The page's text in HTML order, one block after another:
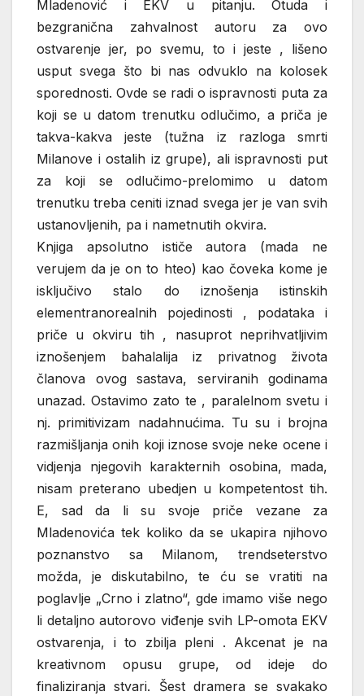
Mladenović i EKV u pitanju. Otuda i
bezgranična zahvalnost autoru za ovo
ostvarenje jer, po svemu, to i jeste , lišeno
usput svega što bi nas odvuklo na kolosek
sporednosti. Ovde se radi o ispravnosti puta za
koji se u datom trenutku odlučimo, a priča je
takva-kakva jeste (tužna iz razloga smrti
Milanove i ostalih iz grupe), ali ispravnosti put
za koji se odlučimo-prelomimo u datom
trenutku treba ceniti iznad svega jer je van svih
ustanovljenih, pa i nametnutih okvira.
Knjiga apsolutno ističe autora (mada ne
verujem da je on to hteo) kao čoveka kome je
isključivo stalo do iznošenja istinskih
elementranorealnih pojedinosti , podataka i
priče u okviru tih , nasuprot neprihvatljivim
iznošenjem bahalalija iz privatnog života
članova ovog sastava, serviranih godinama
unazad. Ostavimo zato te , paralelnom svetu i
nj. primitivizam nadahnućima. Tu su i brojna
razmišljanja onih koji iznose svoje neke ocene i
vidjenja njegovih karakternih osobina, mada,
nisam preterano ubedjen u kompetentost tih.
E, sad da li su svoje priče vezane za
Mladenovića tek koliko da se ukapira njihovo
poznanstvo sa Milanom, trendseterstvo
možda, je diskutabilno, te ću se vratiti na
poglavlje „Crno i zlatno“, gde imamo više nego
li detaljno autorovo viđenje svih LP-omota EKV
ostvarenja, i to zbilja pleni . Akcenat je na
kreativnom opusu grupe, od ideje do
finaliziranja stvari. Šest dramera se svakako